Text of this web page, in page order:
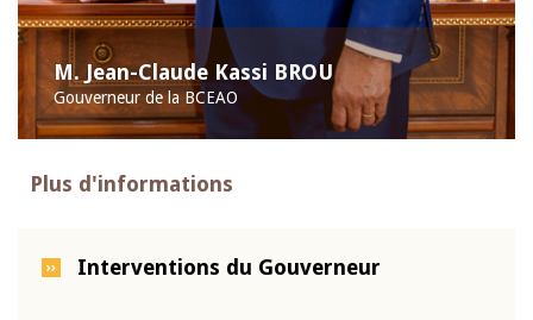
M. Jean-Claude Kassi BROU
Gouverneur de la BCEAO
Plus d'informations
Interventions du Gouverneur